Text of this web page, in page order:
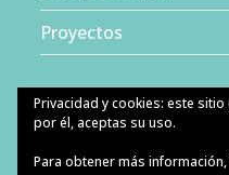
Proyectos
Privacidad y cookies: este
por él, aceptas su uso.
Para obtener más